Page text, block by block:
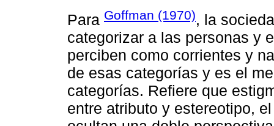
Para Goffman (1970), la
categorizar a las personas y
perciben como corrientes y
de esas categorías y es el
categorías. Refiere que
entre atributo y estereotipo,